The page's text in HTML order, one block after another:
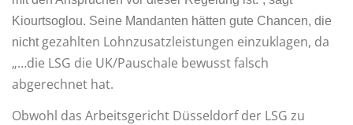
Kiourtsoglou. Seine Mandanten hätten gute Chancen, die
nicht gezahlten Lohnzusatzleistungen einzuklagen, da
„…die LSG die UK/Pauschale bewusst falsch
abgerechnet hat.
Obwohl das Arbeitsgericht Düsseldorf der LSG zu